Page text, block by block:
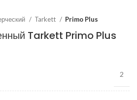
Tarkett Primo Plus
Tarkett Primo Plus
2